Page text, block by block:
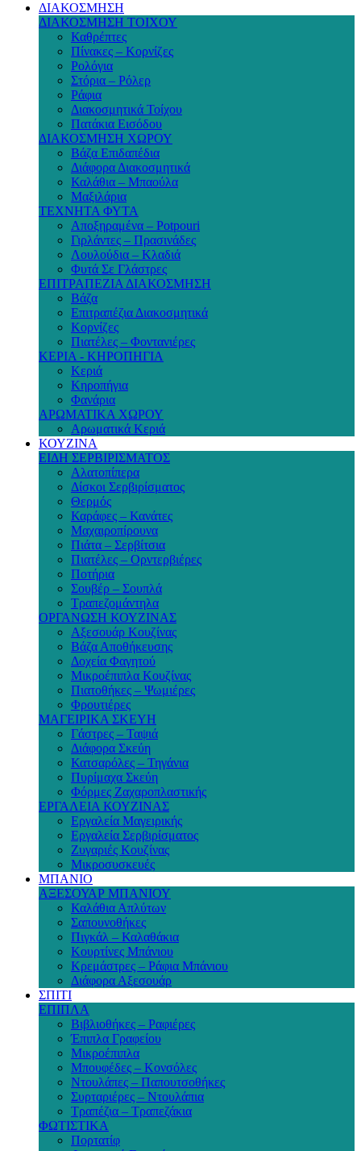
ΔΙΑΚΟΣΜΗΣΗ
ΔΙΑΚΟΣΜΗΣΗ ΤΟΙΧΟΥ
Καθρέπτες
Πίνακες – Κορνίζες
Ρολόγια
Στόρια – Ρόλερ
Ράφια
Διακοσμητικά Τοίχου
Πατάκια Εισόδου
ΔΙΑΚΟΣΜΗΣΗ ΧΩΡΟΥ
Βάζα Επιδαπέδια
Διάφορα Διακοσμητικά
Καλάθια – Μπαούλα
Μαξιλάρια
ΤΕΧΝΗΤΑ ΦΥΤΑ
Αποξηραμένα – Potpouri
Γιρλάντες – Πρασινάδες
Λουλούδια – Κλαδιά
Φυτά Σε Γλάστρες
ΕΠΙΤΡΑΠΕΖΙΑ ΔΙΑΚΟΣΜΗΣΗ
Βάζα
Επιτραπέζια Διακοσμητικά
Κορνίζες
Πιατέλες – Φοντανιέρες
ΚΕΡΙΑ - ΚΗΡΟΠΗΓΙΑ
Κεριά
Κηροπήγια
Φανάρια
ΑΡΩΜΑΤΙΚΑ ΧΩΡΟΥ
Αρωματικά Κεριά
ΚΟΥΖΙΝΑ
ΕΙΔΗ ΣΕΡΒΙΡΙΣΜΑΤΟΣ
Αλατοπίπερα
Δίσκοι Σερβιρίσματος
Θερμός
Καράφες – Κανάτες
Μαχαιροπίρουνα
Πιάτα – Σερβίτσια
Πιατέλες – Ορντερβιέρες
Ποτήρια
Σουβέρ – Σουπλά
Τραπεζομάντηλα
ΟΡΓΑΝΩΣΗ ΚΟΥΖΙΝΑΣ
Αξεσουάρ Κουζίνας
Βάζα Αποθήκευσης
Δοχεία Φαγητού
Μικροέπιπλα Κουζίνας
Πιατοθήκες – Ψωμιέρες
Φρουτιέρες
ΜΑΓΕΙΡΙΚΑ ΣΚΕΥΗ
Γάστρες – Ταψιά
Διάφορα Σκεύη
Κατσαρόλες – Τηγάνια
Πυρίμαχα Σκεύη
Φόρμες Ζαχαροπλαστικής
ΕΡΓΑΛΕΙΑ ΚΟΥΖΙΝΑΣ
Εργαλεία Μαγειρικής
Εργαλεία Σερβιρίσματος
Ζυγαριές Κουζίνας
Μικροσυσκευές
ΜΠΑΝΙΟ
ΑΞΕΣΟΥΑΡ ΜΠΑΝΙΟΥ
Καλάθια Απλύτων
Σαπουνοθήκες
Πιγκάλ – Καλαθάκια
Κουρτίνες Μπάνιου
Κρεμάστρες – Ράφια Μπάνιου
Διάφορα Αξεσουάρ
ΣΠΙΤΙ
ΕΠΙΠΛΑ
Βιβλιοθήκες – Ραφιέρες
Έπιπλα Γραφείου
Μικροέπιπλα
Μπουφέδες – Κονσόλες
Ντουλάπες – Παπουτσοθήκες
Συρταριέρες – Ντουλάπια
Τραπέζια – Τραπεζάκια
ΦΩΤΙΣΤΙΚΑ
Πορτατίφ